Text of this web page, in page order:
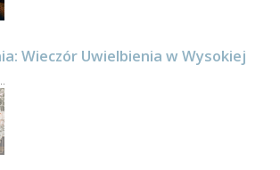
Wieczór Uwielbienia w Wysokiej